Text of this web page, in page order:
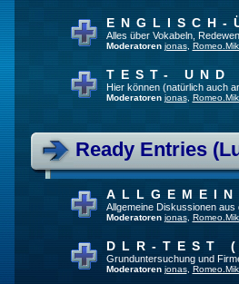
ENGLISCH-
Alles über Vokabeln,
Moderatoren jonas,
TEST- UND
Hier können (natürlich auch
Moderatoren jonas,
Ready Entries
Allgemeine Diskussionen
Moderatoren jonas,
DLR-TEST
Grunduntersuchung und
Moderatoren jonas,